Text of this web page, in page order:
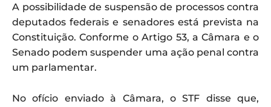
A possibilidade de suspensão de processos contra
deputados federais e senadores está prevista na
Constituição. Conforme o Artigo 53, a Câmara e o
Senado podem suspender uma ação penal contra
um parlamentar.
No ofício enviado à Câmara, o STF disse que,